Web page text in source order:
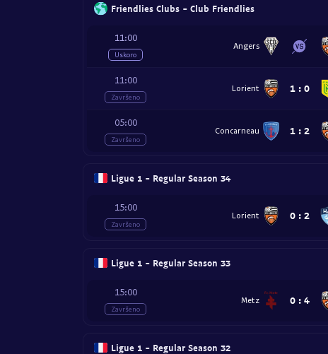
Friendlies Clubs - Club Friendlies
11:00
Uskoro
Angers
11:00
Završeno
Lorient 1 : 0
05:00
Završeno
Concarneau 1 : 2
Ligue 1 - Regular Season 34
15:00
Završeno
Lorient 0 : 2
Ligue 1 - Regular Season 33
15:00
Završeno
Metz 0 : 4
Ligue 1 - Regular Season 32